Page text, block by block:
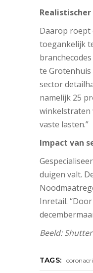
Daarop roept
toegankelijk
te Grotenhuis
sector
namelijk 25
winkelstraten
vaste lasten.”
Impact van
duigen valt.
Inretail.
Beeld:
TAGS: